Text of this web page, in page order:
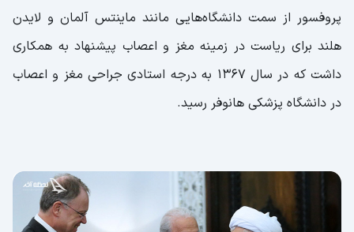
پروفسور از سمت دانشگاه‌هایی مانند ماینتس آلمان و لایدن
هلند برای ریاست در زمینه مغز و اعصاب پیشنهاد به همکاری
داشت که در سال ۱۳۶۷ به درجه استادی جراحی مغز و اعصاب
در دانشگاه پزشکی هانوفر رسید.